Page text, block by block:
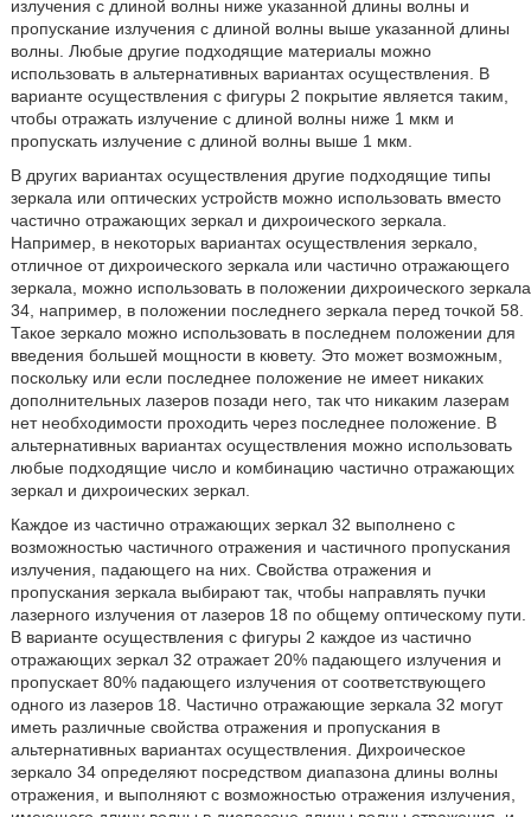
излучения с длиной волны ниже указанной длины волны и
пропускание излучения с длиной волны выше указанной длины
волны. Любые другие подходящие материалы можно
использовать в альтернативных вариантах осуществления. В
варианте осуществления с фигуры 2 покрытие является таким,
чтобы отражать излучение с длиной волны ниже 1 мкм и
пропускать излучение с длиной волны выше 1 мкм.
В других вариантах осуществления другие подходящие типы
зеркала или оптических устройств можно использовать вместо
частично отражающих зеркал и дихроического зеркала.
Например, в некоторых вариантах осуществления зеркало,
отличное от дихроического зеркала или частично отражающего
зеркала, можно использовать в положении дихроического зеркала
34, например, в положении последнего зеркала перед точкой 58.
Такое зеркало можно использовать в последнем положении для
введения большей мощности в кювету. Это может возможным,
поскольку или если последнее положение не имеет никаких
дополнительных лазеров позади него, так что никаким лазерам
нет необходимости проходить через последнее положение. В
альтернативных вариантах осуществления можно использовать
любые подходящие число и комбинацию частично отражающих
зеркал и дихроических зеркал.
Каждое из частично отражающих зеркал 32 выполнено с
возможностью частичного отражения и частичного пропускания
излучения, падающего на них. Свойства отражения и
пропускания зеркала выбирают так, чтобы направлять пучки
лазерного излучения от лазеров 18 по общему оптическому пути.
В варианте осуществления с фигуры 2 каждое из частично
отражающих зеркал 32 отражает 20% падающего излучения и
пропускает 80% падающего излучения от соответствующего
одного из лазеров 18. Частично отражающие зеркала 32 могут
иметь различные свойства отражения и пропускания в
альтернативных вариантах осуществления. Дихроическое
зеркало 34 определяют посредством диапазона длины волны
отражения, и выполняют с возможностью отражения излучения,